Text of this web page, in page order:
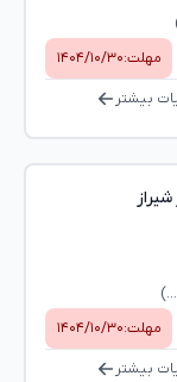
مهلت:۱۴۰۴/۱۰/۳۰
بیشتر
مهلت:۱۴۰۴/۱۰/۳۰
بیشتر